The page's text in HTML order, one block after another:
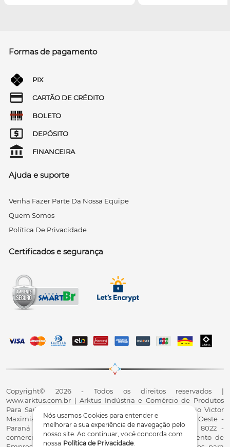
Nós usamos Cookies para entender e
melhorar a sua experiência de navegação pelo
nosso site. Ao continuar, você concorda com
nossa Política de Privacidade.
Formas de pagamento
PIX
CARTÃO DE CRÉDITO
BOLETO
DEPÓSITO
FINANCEIRA
Ajuda e suporte
Venha Fazer Parte Da Nossa Equipe
Quem Somos
Política De Privacidade
Certificados e segurança
Copyright© 2026 - Todos os direitos reservados |
www.arktus.com.br | Arktus Indústria e Comércio de Produtos
Para Saúde Ltda | CNPJ: 01.417.367/0001-78 | R. Antônio Victor
Maximiano, 107, Parque Industrial II, Santa Tereza do Oeste -
Paraná - CEP 85825-900 - Fale conosco: 0800 200 8022 -
comercial@arktus.com.br | Autorização de Funcionamento de